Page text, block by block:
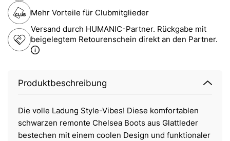
Mehr Vorteile für Clubmitglieder
Versand durch HUMANIC-Partner. Rückgabe mit
beigelegtem Retourenschein direkt an den Partner.
Produktbeschreibung
Die volle Ladung Style-Vibes! Diese komfortablen
schwarzen remonte Chelsea Boots aus Glattleder
bestechen mit einem coolen Design und funktionaler